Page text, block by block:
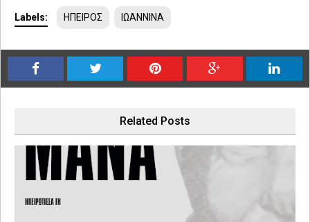
Labels: ΗΠΕΙΡΟΣ ΙΩΑΝΝΙΝΑ
Related Posts